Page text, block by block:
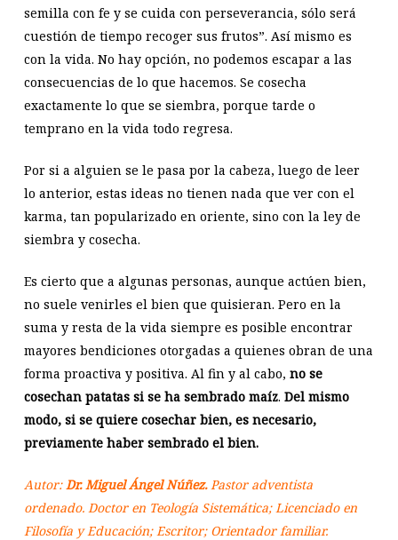
semilla con fe y se cuida con perseverancia, sólo será
cuestión de tiempo recoger sus frutos”. Así mismo es
con la vida. No hay opción, no podemos escapar a las
consecuencias de lo que hacemos. Se cosecha
exactamente lo que se siembra, porque tarde o
temprano en la vida todo regresa.
Por si a alguien se le pasa por la cabeza, luego de leer
lo anterior, estas ideas no tienen nada que ver con el
karma, tan popularizado en oriente, sino con la ley de
siembra y cosecha.
Es cierto que a algunas personas, aunque actúen bien,
no suele venirles el bien que quisieran. Pero en la
suma y resta de la vida siempre es posible encontrar
mayores bendiciones otorgadas a quienes obran de una
forma proactiva y positiva. Al fin y al cabo, no se
cosechan patatas si se ha sembrado maíz. Del mismo
modo, si se quiere cosechar bien, es necesario,
previamente haber sembrado el bien.
Autor:Dr. Miguel Ángel Núñez.Pastor adventista
ordenado. Doctor en Teología Sistemática; Licenciado en
Filosofía y Educación; Escritor; Orientador familiar.